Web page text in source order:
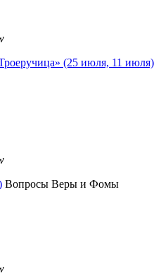
(25 июля, 11 июля)
Вопросы Веры и Фомы